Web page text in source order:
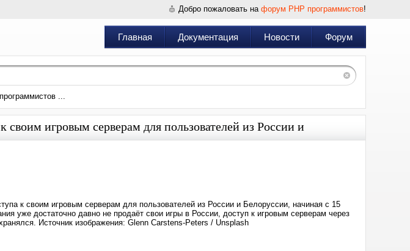
Добро пожаловать на форум PHP программистов!
Главная Документация Новости Форум
...
своим игровым серверам для пользователей из России и
к своим игровым серверам для пользователей из России и Белоруссии, начиная с 15
уже достаточно давно не продаёт свои игры в России, доступ к игровым серверам через
Источник изображения: Glenn Carstens-Peters / Unsplash